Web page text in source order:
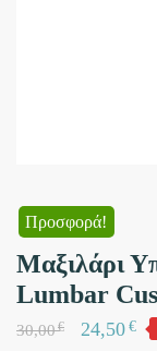
Προσφορά!
Μαξιλάρι
Lumbar
30,00€ 24,50€